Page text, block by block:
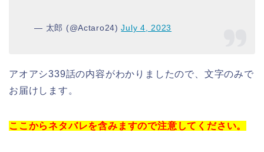
— 太郎 (@Actaro24)July 4, 2023
アオアシ339話の内容がわかりましたので、文字のみで
お届けします。
ここからネタバレを含みますので注意してください。